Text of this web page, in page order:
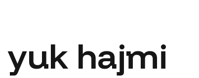
yuk hajmi